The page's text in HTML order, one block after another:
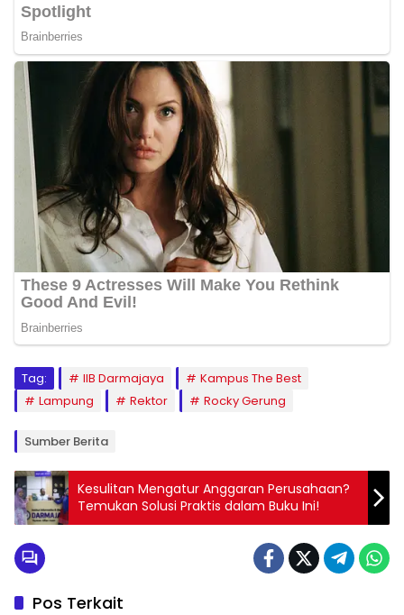
Tag: IIB Darmajaya
Kampus The Best
Lampung
Rektor Rocky Gerung
Sumber Berita
Kesulitan Mengatur Anggaran Perusahaan?
Temukan Solusi Praktis dalam Buku Ini!
Pos Terkait